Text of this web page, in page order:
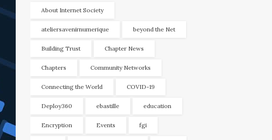
About Internet Society
ateliersavenirnumerique beyond the Net
Building Trust Chapter News
Chapters Community Networks
Connecting the World COVID-19
Deploy360 ebastille education
Encryption Events fgi